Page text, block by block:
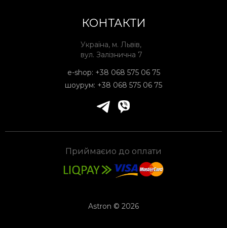
КОНТАКТИ
Україна, м. Львів,
вул. Залізнична 7
e-shop: +38 068 575 06 75
шоурум: +38 068 575 06 75
Приймаєио до оплати
Astron © 2026